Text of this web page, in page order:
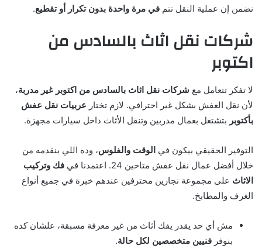
نضمن إن عملية النقل تتم في مرة واحدة بدون تكرار أو تقطيع.
شركات نقل اثاث بالسادس من
اكتوبر
لا تفكر تتعامل مع شركات نقل اثاث بالسادس من اكتوبر غير مدربة،
لأن نقل العفش بشكل غير احترافي. لازم تختار عربيات نقل عفش
بأكتوبر بتشتغل بعمال مدربين وتنقل الأثاث داخل سيارات مجهزة.
التوفير الحقيقي بيكون في الوقت والفلوس، وده اللي بنقدمه من
خلال أفضل عمال نقل عفش متاحين 24. اعتمدنا في
فك وتركيب
الاثاث على مجموعة نجارين محترفين عندهم خبرة في جميع أنواع
الغرف والمطابخ.
مش أي حد يقدر يفك أثاث من غير معرفة مسبقة، علشان كده
بنوفر فنيين متخصصين لكل حالة.